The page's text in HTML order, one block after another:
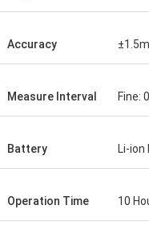
Accuracy
Measure Interval Fine:
Battery Li-ion
Operation Time 10